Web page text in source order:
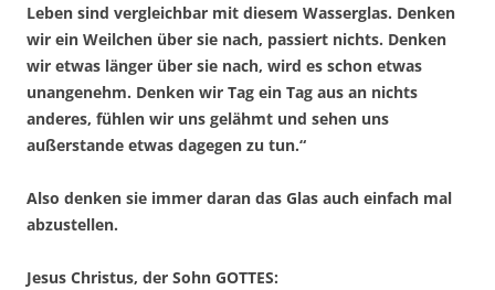
Leben sind vergleichbar mit diesem Wasserglas. Denken
wir ein Weilchen über sie nach, passiert nichts. Denken
wir etwas länger über sie nach, wird es schon etwas
unangenehm. Denken wir Tag ein Tag aus an nichts
anderes, fühlen wir uns gelähmt und sehen uns
außerstande etwas dagegen zu tun.“
Also denken sie immer daran das Glas auch einfach mal
abzustellen.
Jesus Christus, der Sohn GOTTES: